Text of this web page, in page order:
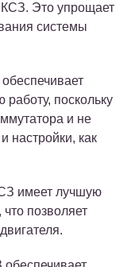
Это упрощает
системы
поскольку
и не
настройки, как
имеет лучшую
позволяет